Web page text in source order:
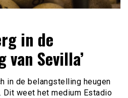
in de
Sevilla’
in de belangstelling heugen
Dit weet het medium Estadio